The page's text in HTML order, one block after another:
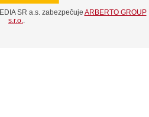
SR a.s. zabezpečuje ARBERTO GROUP
s.r.o..